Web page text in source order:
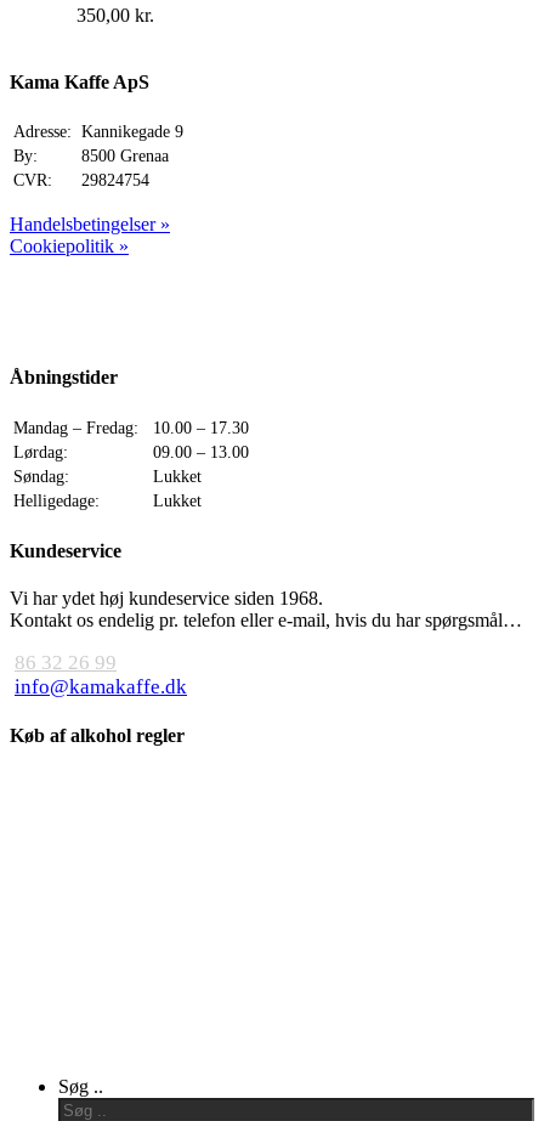
350,00 kr.
Kama Kaffe ApS
Adresse: Kannikegade 9
By:
8500 Grenaa
CVR:
29824754
Handelsbetingelser »
Cookiepolitik »
Åbningstider
Mandag – Fredag:
10.00 – 17.30
Lørdag:
09.00 – 13.00
Søndag:
Lukket
Helligedage:
Lukket
Kundeservice
Vi har ydet høj kundeservice siden 1968.
Kontakt os endelig pr. telefon eller e-mail, hvis du har spørgsmål…
86 32 26 99
info@kamakaffe.dk
Køb af alkohol regler
Menu
Søg ..